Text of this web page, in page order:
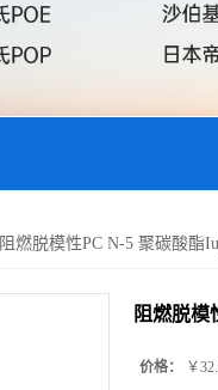
阻燃脱模性PC N-5 聚碳酸酯
阻燃脱模
价格： ￥